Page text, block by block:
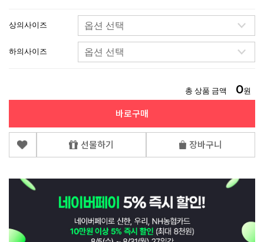
상의사이즈
하의사이즈
총 상품 금액 0원
바로구매
선물하기 장바구니